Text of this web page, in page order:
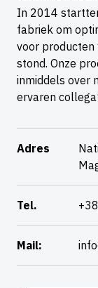
In 2014
fabriek om
voor producten
stond. Onze
inmiddels over
ervaren
Adres
Tel.
Mail: